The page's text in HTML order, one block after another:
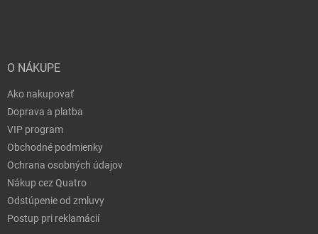
O NÁKUPE
Ako nakupovať
Doprava a platba
VIP program
Obchodné podmienky
Ochrana osobných údajov
Nákup cez Quatro
Odstúpenie od zmluvy
Postup pri reklamácií